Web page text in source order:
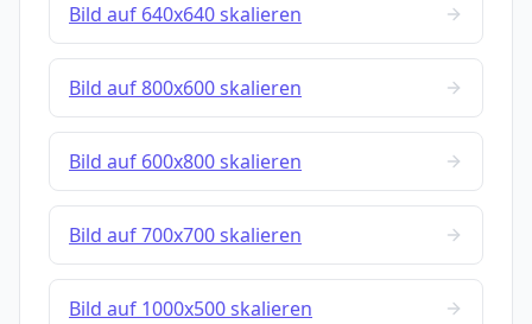
Bild auf 640x640 skalieren
Bild auf 800x600 skalieren
Bild auf 600x800 skalieren
Bild auf 700x700 skalieren
Bild auf 1000x500 skalieren